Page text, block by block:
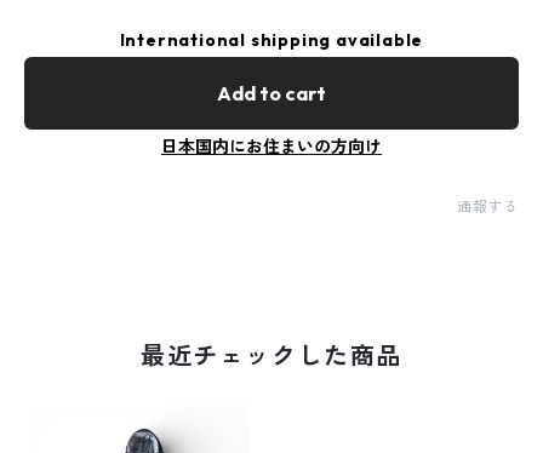
International shipping available
Add to cart
日本国内にお住まいの方向け
通報する
最近チェックした商品